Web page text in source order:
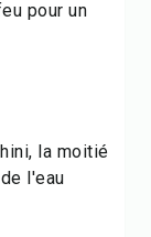
pour un
la moitié
l'eau